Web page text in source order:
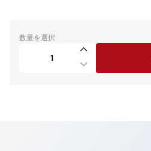
数量を選択